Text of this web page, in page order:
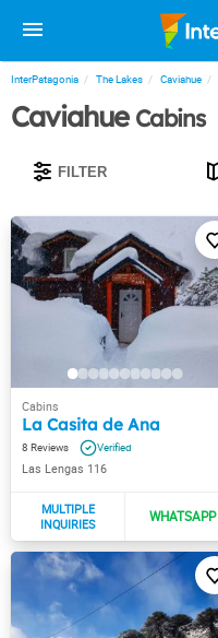
InterPatagonia The Lakes Caviahue
Caviahue Cabins
FILTER
La Casita de Ana
8
Las Lengas 116